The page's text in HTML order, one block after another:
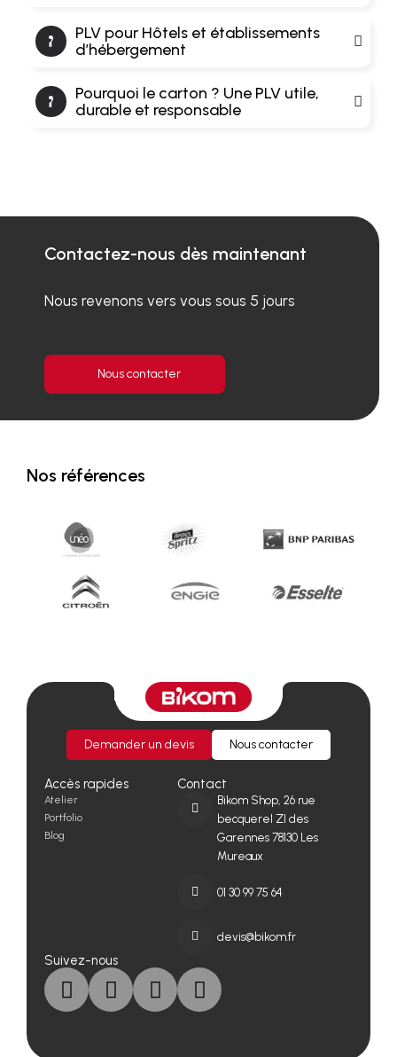
PLV pour Hôtels et établissements
d’hébergement
Pourquoi le carton ? Une PLV utile,
durable et responsable
Contactez-nous dès maintenant
Nous revenons vers vous sous 5 jours
Nous contacter
Nos références
Demander un devis Nous contacter
Accès rapides
Atelier
Portfolio
Blog
Contact
Bikom Shop, 26 rue
becquerel ZI des
Garennes 78130 Les
Mureaux
01 30 99 75 64
devis@bikom.fr
Suivez-nous